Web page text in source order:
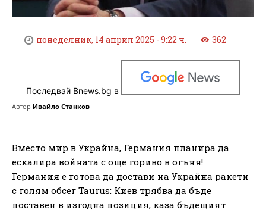
понеделник, 14 април 2025 - 9:22 ч. 362
Последвай Bnews.bg в
Автор Ивайло Станков
Вместо мир в Украйна, Германия планира да
ескалира войната с още гориво в огъня!
Германия е готова да достави на Украйна ракети
с голям обсег Taurus: Киев трябва да бъде
поставен в изгодна позиция, каза бъдещият